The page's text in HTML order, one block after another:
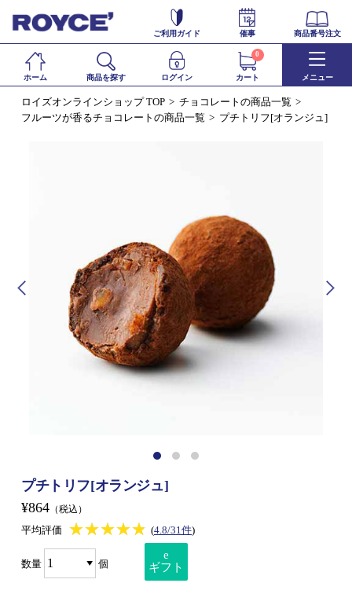
ご利用ガイド 催事 商品番号注文
ホーム 商品を探す ログイン カート
0
メニュー
ロイズオンラインショップ TOP
チョコレートの商品一覧
フルーツが香るチョコレートの商品一覧
プチトリフ[オランジュ]
プチトリフ[オランジュ]
¥864 （税込）
平均評価 ★★★★★
★★★★★ (4.8/31件)
数量 個
e
ギフト